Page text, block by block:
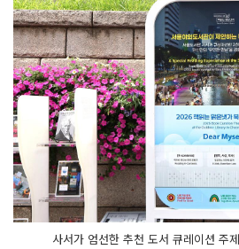
사서가 엄선한 추천 도서 큐레이션 주